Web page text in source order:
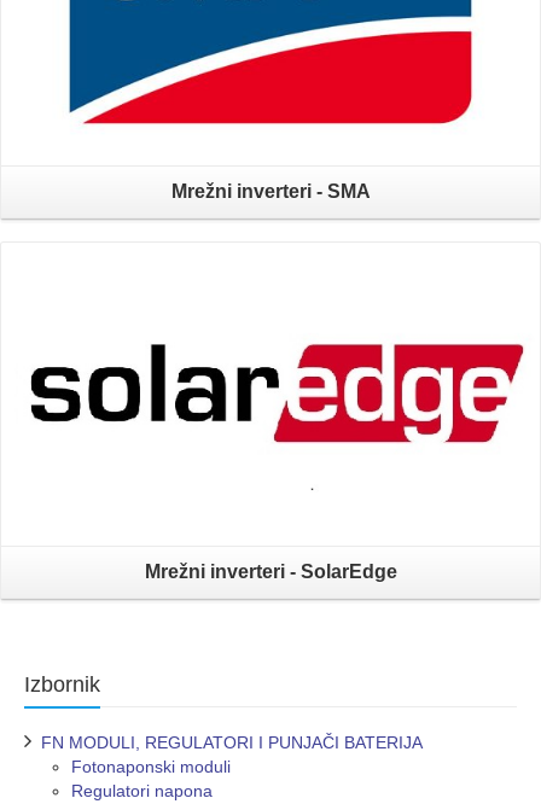
Mrežni inverteri - SMA
Mrežni inverteri - SolarEdge
Izbornik
FN MODULI, REGULATORI I PUNJAČI BATERIJA
Fotonaponski moduli
Regulatori napona